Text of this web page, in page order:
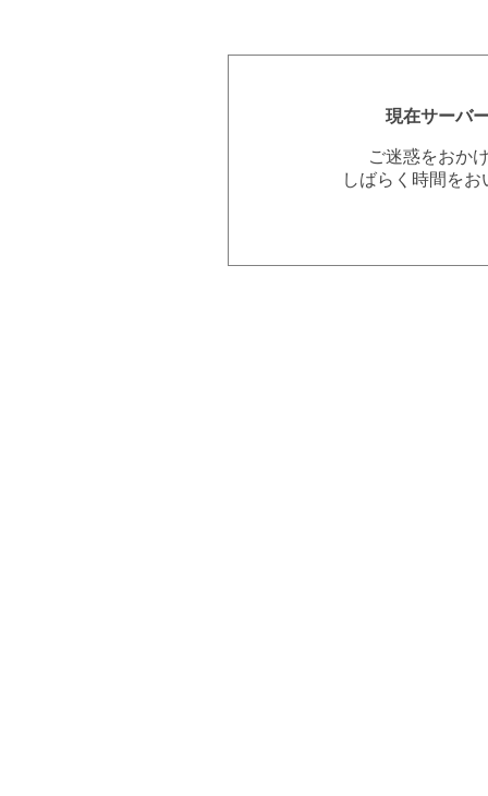
現在サーバ
ご迷惑をおか
しばらく時間を